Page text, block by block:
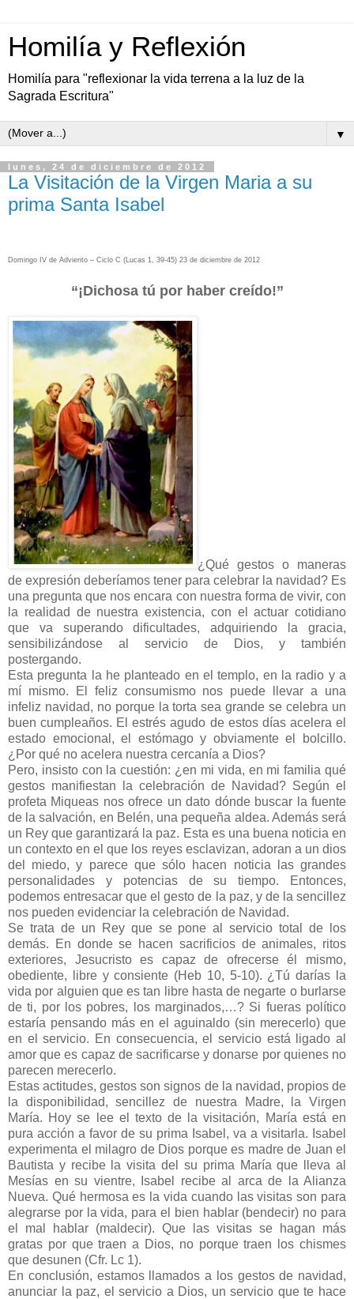
Homilía y Reflexión
Homilía para "reflexionar la vida terrena a la luz de la
Sagrada Escritura"
▼
lunes, 24 de diciembre de 2012
La Visitación de la Virgen Maria a su
prima Santa Isabel
Domingo IV de Adviento – Ciclo C (Lucas 1, 39-45) 23 de diciembre de 2012
“¡Dichosa tú por haber creído!”
¿Qué gestos o maneras
de expresión deberíamos tener para celebrar la navidad? Es
una pregunta que nos encara con nuestra forma de vivir, con
la realidad de nuestra existencia, con el actuar cotidiano
que va superando dificultades, adquiriendo la gracia,
sensibilizándose al servicio de Dios, y también
postergando.
Esta pregunta la he planteado en el templo, en la radio y a
mí mismo. El feliz consumismo nos puede llevar a una
infeliz navidad, no porque la torta sea grande se celebra un
buen cumpleaños. El estrés agudo de estos días acelera el
estado emocional, el estómago y obviamente el bolcillo.
¿Por qué no acelera nuestra cercanía a Dios?
Pero, insisto con la cuestión: ¿en mi vida, en mi familia qué
gestos manifiestan la celebración de Navidad? Según el
profeta Miqueas nos ofrece un dato dónde buscar la fuente
de la salvación, en Belén, una pequeña aldea. Además será
un Rey que garantizará la paz. Esta es una buena noticia en
un contexto en el que los reyes esclavizan, adoran a un dios
del miedo, y parece que sólo hacen noticia las grandes
personalidades y potencias de su tiempo. Entonces,
podemos entresacar que el gesto de la paz, y de la sencillez
nos pueden evidenciar la celebración de Navidad.
Se trata de un Rey que se pone al servicio total de los
demás. En donde se hacen sacrificios de animales, ritos
exteriores, Jesucristo es capaz de ofrecerse él mismo,
obediente, libre y consiente (Heb 10, 5-10). ¿Tú darías la
vida por alguien que es tan libre hasta de negarte o burlarse
de ti, por los pobres, los marginados,…? Si fueras político
estaría pensando más en el aguinaldo (sin merecerlo) que
en el servicio. En consecuencia, el servicio está ligado al
amor que es capaz de sacrificarse y donarse por quienes no
parecen merecerlo.
Estas actitudes, gestos son signos de la navidad, propios de
la disponibilidad, sencillez de nuestra Madre, la Virgen
María. Hoy se lee el texto de la visitación, María está en
pura acción a favor de su prima Isabel, va a visitarla. Isabel
experimenta el milagro de Dios porque es madre de Juan el
Bautista y recibe la visita del su prima María que lleva al
Mesías en su vientre, Isabel recibe al arca de la Alianza
Nueva. Qué hermosa es la vida cuando las visitas son para
alegrarse por la vida, para el bien hablar (bendecir) no para
el mal hablar (maldecir). Que las visitas se hagan más
gratas por que traen a Dios, no porque traen los chismes
que desunen (Cfr. Lc 1).
En conclusión, estamos llamados a los gestos de navidad,
anunciar la paz, el servicio a Dios, un servicio que te hace